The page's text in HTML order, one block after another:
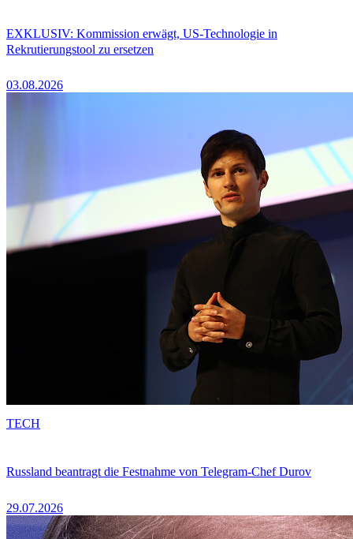
EXKLUSIV: Kommission erwägt, US-Technologie in
Rekrutierungstool zu ersetzen
03.08.2026
Russland beantragt die Festnahme von Telegram-Chef Durov
29.07.2026
TECH